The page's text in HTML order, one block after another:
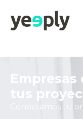
tus
Conectamos tu